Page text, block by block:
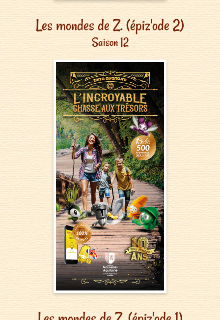
Les mondes de Z. (épiz'ode 2)
Saison 12